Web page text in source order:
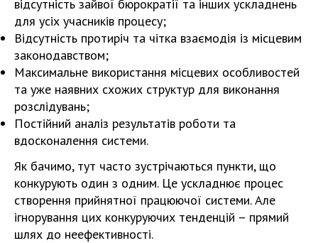
відсутність зайвої бюрократії та інших ускладнень
для усіх учасників процесу;
Відсутність протиріч та чітка взаємодія із місцевим
законодавством;
Максимальне використання місцевих особливостей
та уже наявних схожих структур для виконання
розслідувань;
Постійний аналіз результатів роботи та
вдосконалення системи.
Як бачимо, тут часто зустрічаються пункти, що
конкурують один з одним. Це ускладнює процес
створення прийнятної працюючої системи. Але
ігнорування цих конкуруючих тенденцій – прямий
шлях до неефективності.